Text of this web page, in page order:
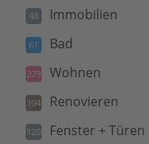
48 Immobilien
61 Bad
279 Wohnen
104 Renovieren
120 Fenster + Türen